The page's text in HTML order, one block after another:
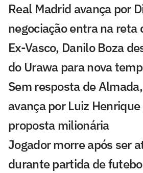
Real Madrid avança por
negociação entra na reta
Ex-Vasco, Danilo Boza
do Urawa para nova
Sem resposta de
avança por Luiz
proposta milionária
Jogador morre após ser
durante partida de